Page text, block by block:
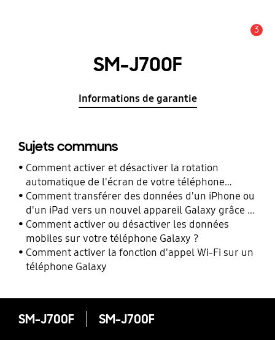
3
SM-J700F
Informations de garantie
Sujets communs
Comment activer et désactiver la rotation
automatique de l'écran de votre téléphone
Galaxy ?
Comment transférer des données d'un iPhone ou
d'un iPad vers un nouvel appareil Galaxy grâce à
Smart Switch ?
Comment activer ou désactiver les données
mobiles sur votre téléphone Galaxy ?
Comment activer la fonction d'appel Wi-Fi sur un
téléphone Galaxy
SM-J700F SM-J700F